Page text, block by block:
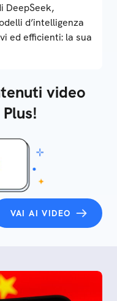
DeepSeek,
d’intelligenza
ed efficienti: la sua
video
VAI AI VIDEO